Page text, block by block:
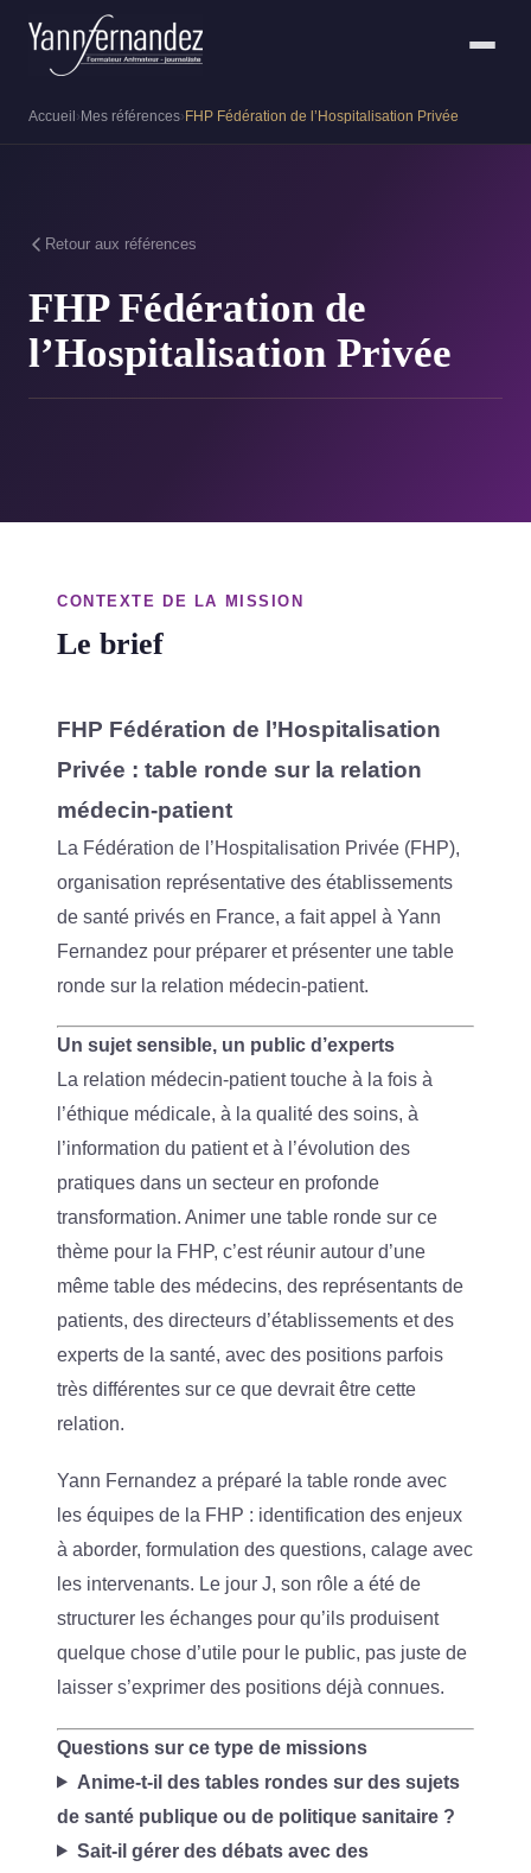
Accueil › Mes références› FHP Fédération de l’Hospitalisation Privée
Retour aux références
FHP Fédération de
l’Hospitalisation Privée
CONTEXTE DE LA MISSION
Le brief
FHP Fédération de l’Hospitalisation
Privée : table ronde sur la relation
médecin-patient
La Fédération de l’Hospitalisation Privée (FHP),
organisation représentative des établissements
de santé privés en France, a fait appel à Yann
Fernandez pour préparer et présenter une table
ronde sur la relation médecin-patient.
Un sujet sensible, un public d’experts
La relation médecin-patient touche à la fois à
l’éthique médicale, à la qualité des soins, à
l’information du patient et à l’évolution des
pratiques dans un secteur en profonde
transformation. Animer une table ronde sur ce
thème pour la FHP, c’est réunir autour d’une
même table des médecins, des représentants de
patients, des directeurs d’établissements et des
experts de la santé, avec des positions parfois
très différentes sur ce que devrait être cette
relation.
Yann Fernandez a préparé la table ronde avec
les équipes de la FHP : identification des enjeux
à aborder, formulation des questions, calage avec
les intervenants. Le jour J, son rôle a été de
structurer les échanges pour qu’ils produisent
quelque chose d’utile pour le public, pas juste de
laisser s’exprimer des positions déjà connues.
Questions sur ce type de missions
Anime-t-il des tables rondes sur des sujets
de santé publique ou de politique sanitaire ?
Sait-il gérer des débats avec des